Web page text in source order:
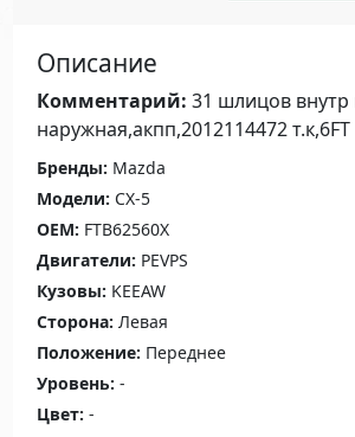
Описание
Комментарий: 31 шлицов внутр
наружная,акпп,2012114472 т.к,6FT
Бренды: Mazda
Модели: CX-5
OEM: FTB62560X
Двигатели: PEVPS
Кузовы: KEEAW
Сторона: Левая
Положение: Переднее
Уровень: -
Цвет: -